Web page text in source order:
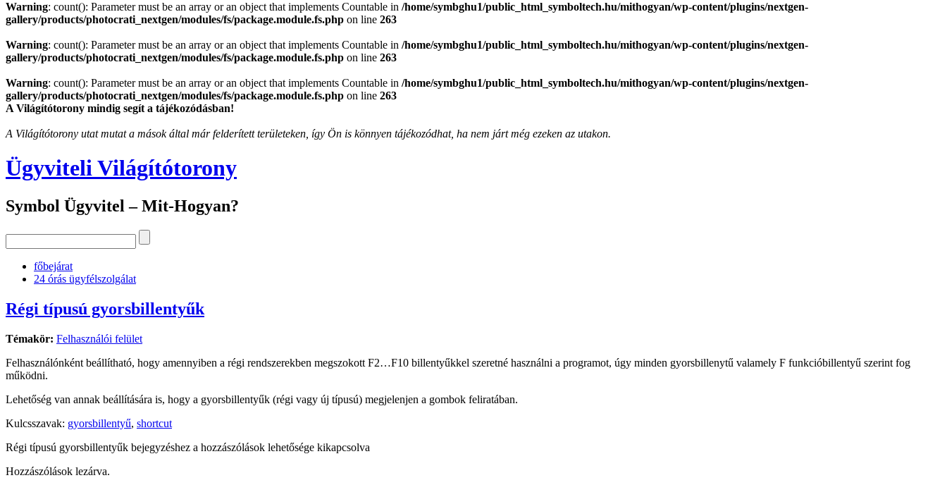
Warning: count(): Parameter must be an array or an object that implements Countable in /home/symbghu1/public_html_symboltech.hu/mithogyan/wp-content/plugins/nextgen-
gallery/products/photocrati_nextgen/modules/fs/package.module.fs.php on line 263
Warning: count(): Parameter must be an array or an object that implements Countable in /home/symbghu1/public_html_symboltech.hu/mithogyan/wp-content/plugins/nextgen-
gallery/products/photocrati_nextgen/modules/fs/package.module.fs.php on line 263
Warning: count(): Parameter must be an array or an object that implements Countable in /home/symbghu1/public_html_symboltech.hu/mithogyan/wp-content/plugins/nextgen-
gallery/products/photocrati_nextgen/modules/fs/package.module.fs.php on line 263
A Világítótorony mindig segít a tájékozódásban!
A Világítótorony utat mutat a mások által már felderített területeken, így Ön is könnyen tájékozódhat, ha nem járt még ezeken az utakon.
Ügyviteli Világítótorony
Symbol Ügyvitel – Mit-Hogyan?
főbejárat
24 órás ügyfélszolgálat
Régi típusú gyorsbillentyűk
Témakör: Felhasználói felület
Felhasználónként beállítható, hogy amennyiben a régi rendszerekben megszokott F2…F10 billentyűkkel szeretné használni a programot, úgy minden gyorsbillenytű valamely F funkcióbillentyű szerint fog
működni.
Lehetőség van annak beállítására is, hogy a gyorsbillentyűk (régi vagy új típusú) megjelenjen a gombok feliratában.
Kulcsszavak: gyorsbillentyű, shortcut
Régi típusú gyorsbillentyűk bejegyzéshez a hozzászólások lehetősége kikapcsolva
Hozzászólások lezárva.